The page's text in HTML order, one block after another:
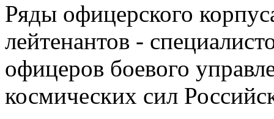
Ряды офицерского
лейтенантов -
офицеров боевого
космических сил